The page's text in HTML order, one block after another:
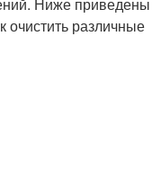
различные